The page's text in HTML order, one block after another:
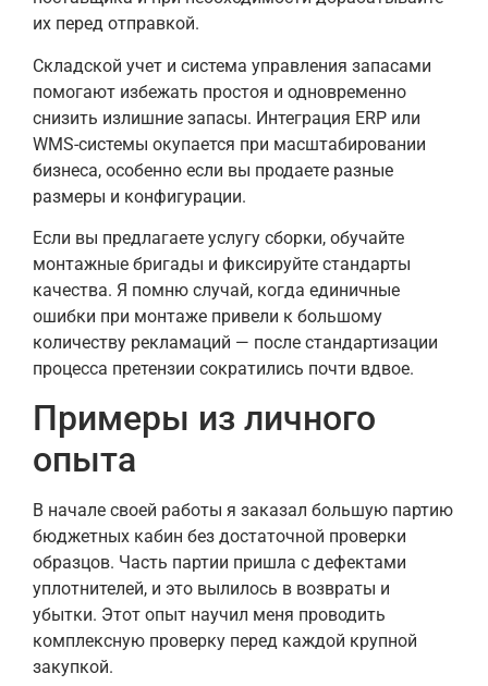
их перед отправкой.
Складской учет и система управления запасами
помогают избежать простоя и одновременно
снизить излишние запасы. Интеграция ERP или
WMS-системы окупается при масштабировании
бизнеса, особенно если вы продаете разные
размеры и конфигурации.
Если вы предлагаете услугу сборки, обучайте
монтажные бригады и фиксируйте стандарты
качества. Я помню случай, когда единичные
ошибки при монтаже привели к большому
количеству рекламаций — после стандартизации
процесса претензии сократились почти вдвое.
Примеры из личного
опыта
В начале своей работы я заказал большую партию
бюджетных кабин без достаточной проверки
образцов. Часть партии пришла с дефектами
уплотнителей, и это вылилось в возвраты и
убытки. Этот опыт научил меня проводить
комплексную проверку перед каждой крупной
закупкой.